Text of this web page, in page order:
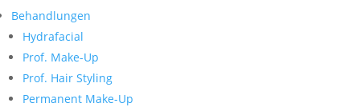
Behandlungen
Hydrafacial
Prof. Make-Up
Prof. Hair Styling
Permanent Make-Up
nach:
Neueste Kommentare
Archiv
Kategorien
Keine Kategorien
Meta